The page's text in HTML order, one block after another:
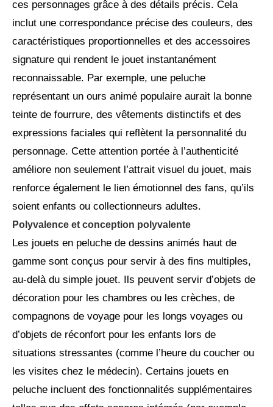
ces personnages grâce à des détails précis. Cela
inclut une correspondance précise des couleurs, des
caractéristiques proportionnelles et des accessoires
signature qui rendent le jouet instantanément
reconnaissable. Par exemple, une peluche
représentant un ours animé populaire aurait la bonne
teinte de fourrure, des vêtements distinctifs et des
expressions faciales qui reflètent la personnalité du
personnage. Cette attention portée à l’authenticité
améliore non seulement l’attrait visuel du jouet, mais
renforce également le lien émotionnel des fans, qu’ils
soient enfants ou collectionneurs adultes.
Polyvalence et conception polyvalente
Les jouets en peluche de dessins animés haut de
gamme sont conçus pour servir à des fins multiples,
au-delà du simple jouet. Ils peuvent servir d’objets de
décoration pour les chambres ou les crèches, de
compagnons de voyage pour les longs voyages ou
d’objets de réconfort pour les enfants lors de
situations stressantes (comme l’heure du coucher ou
les visites chez le médecin). Certains jouets en
peluche incluent des fonctionnalités supplémentaires